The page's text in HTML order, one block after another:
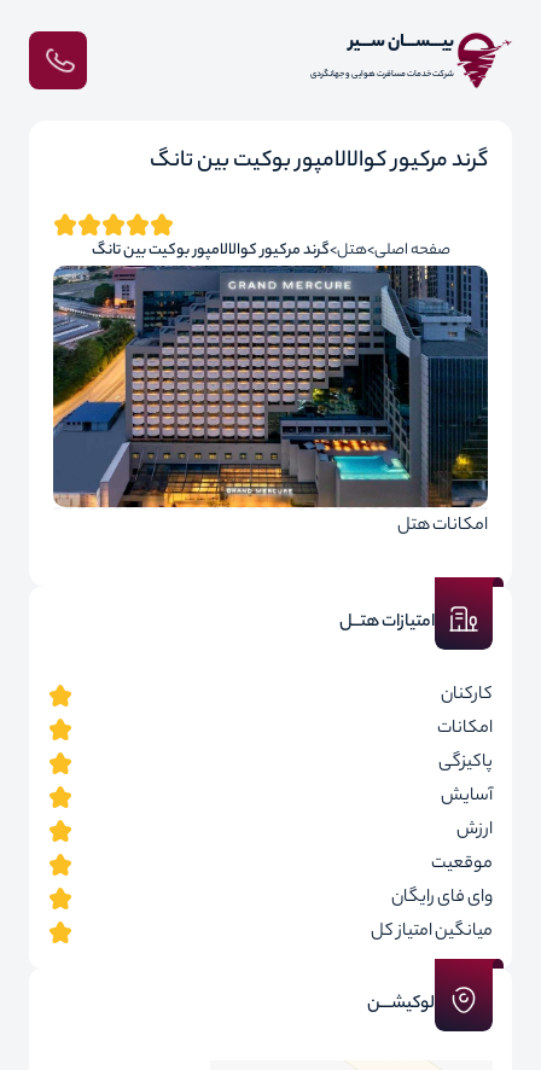
بیـــســـان ســـیر
شرکت خدمات مسافرت هوایی و جهانگردی
گرند مرکیور کوالالامپور بوکیت بین تانگ
صفحه اصلی هتل گرند مرکیور کوالالامپور بوکیت بین تانگ
امکانات هتل
امتیازات هتــل
کارکنان
امکانات
پاکیزگی
آسایش
ارزش
موقعیت
وای فای رایگان
میانگین امتیاز کل
لوکیشـــن